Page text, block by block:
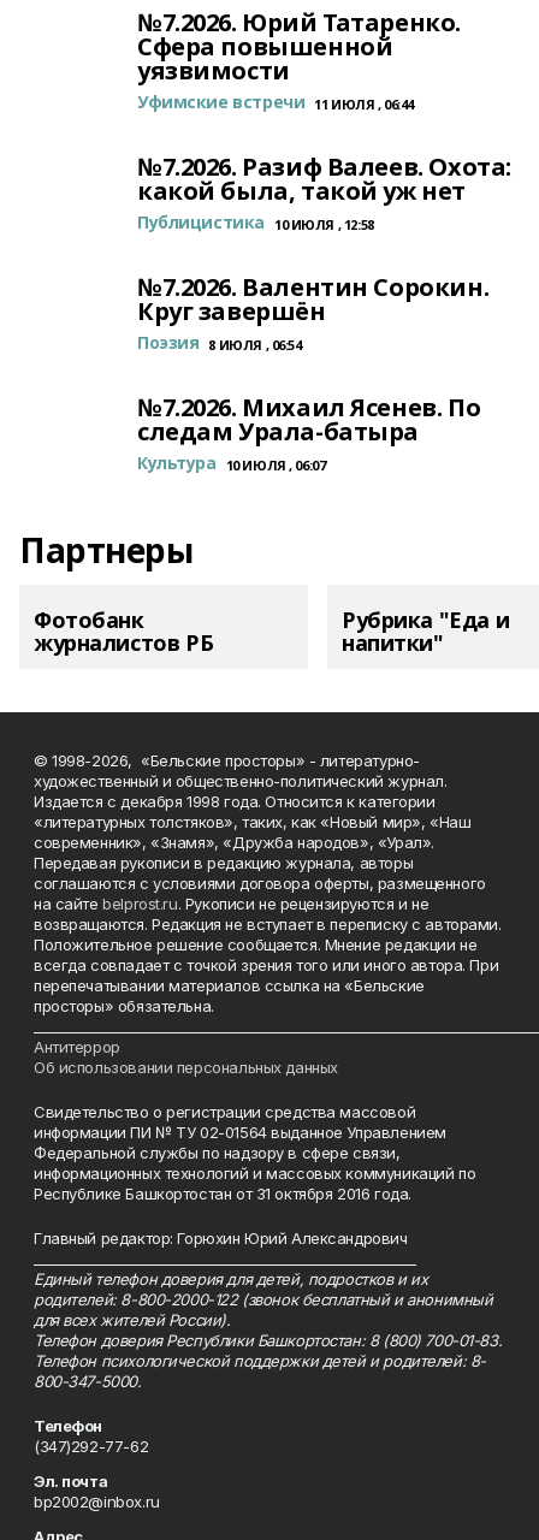
№7.2026. Юрий Татаренко.
Сфера повышенной
уязвимости
Уфимские встречи 11 ИЮЛЯ , 06:44
№7.2026. Разиф Валеев. Охота:
какой была, такой уж нет
Публицистика 10 ИЮЛЯ , 12:58
№7.2026. Валентин Сорокин.
Круг завершён
Поэзия 8 ИЮЛЯ , 06:54
№7.2026. Михаил Ясенев. По
следам Урала-батыра
Культура 10 ИЮЛЯ , 06:07
Партнеры
Фотобанк
журналистов РБ
Рубрика "Еда и
напитки"
© 1998-2026, «Бельские просторы» - литературно-
художественный и общественно-политический журнал.
Издается с декабря 1998 года. Относится к категории
«литературных толстяков», таких, как «Новый мир», «Наш
современник», «Знамя», «Дружба народов», «Урал».
Передавая рукописи в редакцию журнала, авторы
соглашаются с условиями договора оферты, размещенного
на сайтеbelprost.ru. Рукописи не рецензируются и не
возвращаются. Редакция не вступает в переписку с авторами.
Положительное решение сообщается. Мнение редакции не
всегда совпадает с точкой зрения того или иного автора. При
перепечатывании материалов ссылка на «Бельские
просторы» обязательна.
Антитеррор
Об использовании персональных данных
Свидетельство о регистрации средства массовой
информации ПИ № ТУ 02-01564 выданное Управлением
Федеральной службы по надзору в сфере связи,
информационных технологий и массовых коммуникаций по
Республике Башкортостан от 31 октября 2016 года.
Главный редактор: Горюхин Юрий Александрович
Единый телефон доверия для детей, подростков и их
родителей: 8-800-2000-122 (звонок бесплатный и анонимный
для всех жителей России).
Телефон доверия Республики Башкортостан: 8 (800) 700-01-83.
Телефон психологической поддержки детей и родителей: 8-
800-347-5000.
Телефон
(347)292-77-62
Эл. почта
bp2002@inbox.ru
Адрес